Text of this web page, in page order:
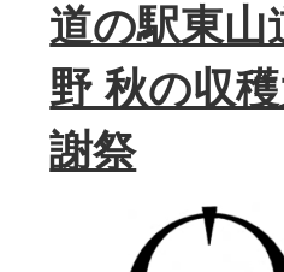
道の駅東山
野 秋の収
謝祭